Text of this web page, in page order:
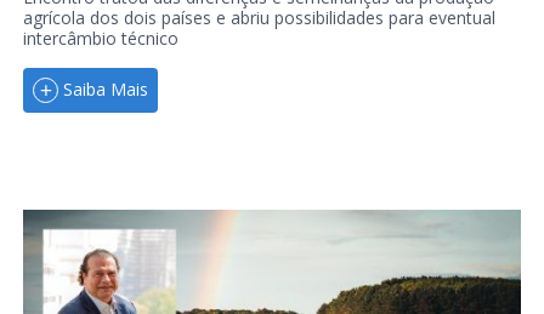
agrícola dos dois países e abriu possibilidades para eventual
intercâmbio técnico
Saiba Mais